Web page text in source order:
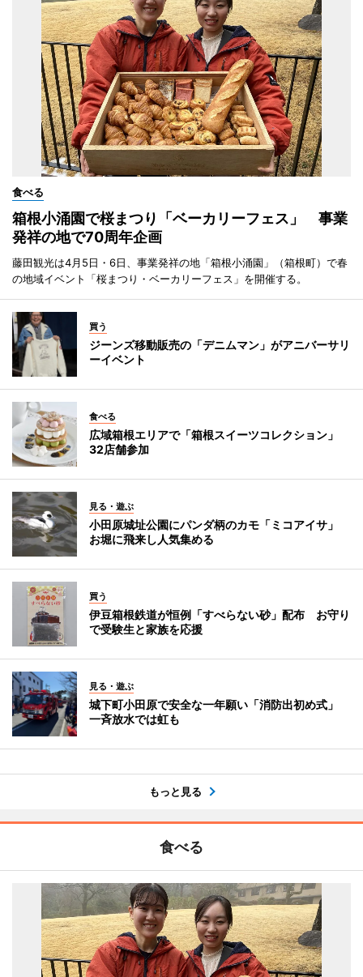
食べる
箱根小涌園で桜まつり「ベーカリーフェス」 事業
発祥の地で70周年企画
藤田観光は4月5日・6日、事業発祥の地「箱根小涌園」（箱根町）で春
の地域イベント「桜まつり・ベーカリーフェス」を開催する。
買う
ジーンズ移動販売の「デニムマン」がアニバーサリ
ーイベント
食べる
広域箱根エリアで「箱根スイーツコレクション」
32店舗参加
見る・遊ぶ
小田原城址公園にパンダ柄のカモ「ミコアイサ」
お堀に飛来し人気集める
買う
伊豆箱根鉄道が恒例「すべらない砂」配布 お守り
で受験生と家族を応援
見る・遊ぶ
城下町小田原で安全な一年願い「消防出初め式」
一斉放水では虹も
もっと見る
食べる